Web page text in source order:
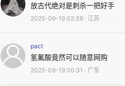
但是，氢氟酸的特殊之处
“化骨水”的称号。这主要体现
出伤口，但其除了具有腐蚀性
易渗透皮肤和组织，并与体内
放古代绝对是刺杀一把好手
2025-09-19 02:39 · 江苏
pact
氢氟酸竟然可以随意网购
2025-09-19 00:31 · 广东